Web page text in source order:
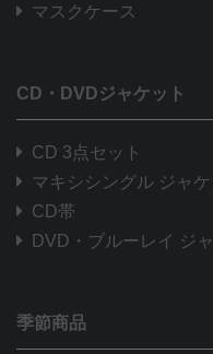
マスクケース
CD・DVDジャケット
CD 3点セット
マキシシングル ジャケ
CD帯
DVD・ブルーレイ ジ
季節商品